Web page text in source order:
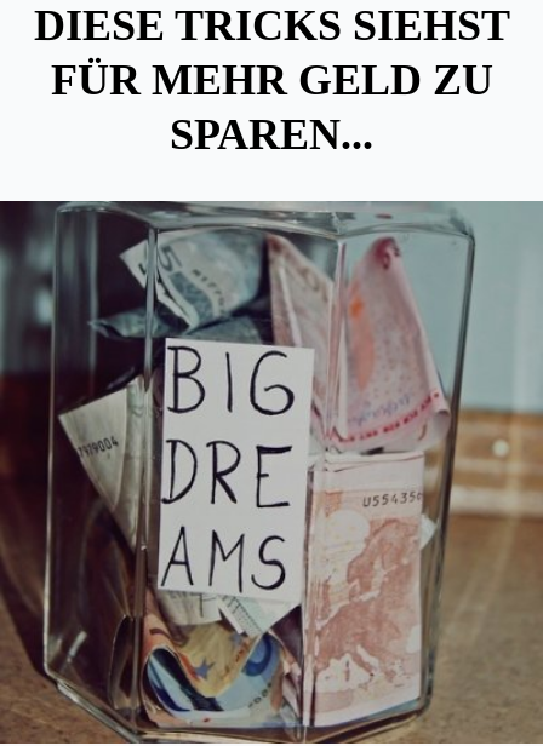
DIESE TRICKS SIEHST
FÜR MEHR GELD ZU
SPAREN...